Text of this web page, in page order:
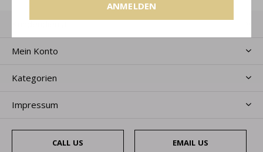
ANMELDEN
Kundendienst
Mein Konto
Kategorien
Impressum
CALL US EMAIL US